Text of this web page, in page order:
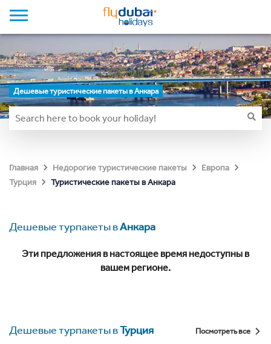
Дешевые туристические пакеты в Анкара
Главная Недорогие туристические пакеты
Европа
Турция
Туристические пакеты в Анкара
Дешевые турпакеты вАнкара
Эти предложения в настоящее время недоступны в
вашем регионе.
Дешевые турпакеты вТурция Посмотреть все